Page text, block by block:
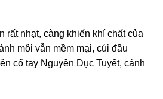
rất nhạt, càng khiến khí chất của
môi vẫn mềm mại, cúi đầu
cổ tay Nguyên Dục Tuyết, cánh